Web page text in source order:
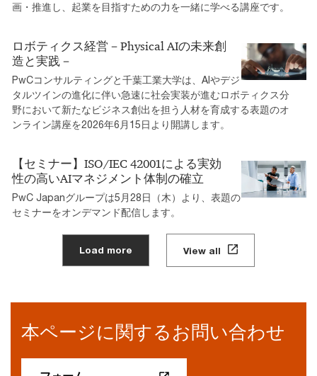
画・推進し、起業を目指すための力を一緒に学べる講座です。
ロボティクス経営－Physical AIの未来創
造と実践－
PwCコンサルティングと千葉工業大学は、AIやデジ
タルツインの進化に伴い急速に社会実装が進むロボティクス分
野において新たなビジネス創出を担う人材を育成する表題のオ
ンライン講座を2026年6月15日より開講します。
【セミナー】ISO/IEC 42001による実効
性の高いAIマネジメント体制の確立
PwC Japanグループは5月28日（木）より、表題の
セミナーをオンデマンド配信します。
Load more View all
本ページに関するお問い合わせ